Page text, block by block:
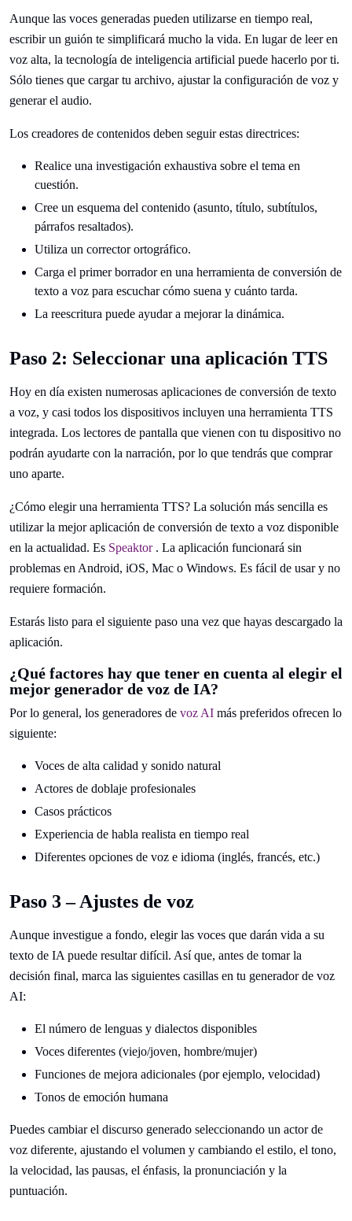
Aunque las voces generadas pueden utilizarse en tiempo real,
escribir un guión te simplificará mucho la vida. En lugar de leer en
voz alta, la tecnología de inteligencia artificial puede hacerlo por ti.
Sólo tienes que cargar tu archivo, ajustar la configuración de voz y
generar el audio.
Los creadores de contenidos deben seguir estas directrices:
Realice una investigación exhaustiva sobre el tema en
cuestión.
Cree un esquema del contenido (asunto, título, subtítulos,
párrafos resaltados).
Utiliza un corrector ortográfico.
Carga el primer borrador en una herramienta de conversión de
texto a voz para escuchar cómo suena y cuánto tarda.
La reescritura puede ayudar a mejorar la dinámica.
Paso 2: Seleccionar una aplicación TTS
Hoy en día existen numerosas aplicaciones de conversión de texto
a voz, y casi todos los dispositivos incluyen una herramienta TTS
integrada. Los lectores de pantalla que vienen con tu dispositivo no
podrán ayudarte con la narración, por lo que tendrás que comprar
uno aparte.
¿Cómo elegir una herramienta TTS? La solución más sencilla es
utilizar la mejor aplicación de conversión de texto a voz disponible
en la actualidad. Es Speaktor . La aplicación funcionará sin
problemas en Android, iOS, Mac o Windows. Es fácil de usar y no
requiere formación.
Estarás listo para el siguiente paso una vez que hayas descargado la
aplicación.
¿Qué factores hay que tener en cuenta al elegir el
mejor generador de voz de IA?
Por lo general, los generadores de voz AI más preferidos ofrecen lo
siguiente:
Voces de alta calidad y sonido natural
Actores de doblaje profesionales
Casos prácticos
Experiencia de habla realista en tiempo real
Diferentes opciones de voz e idioma (inglés, francés, etc.)
Paso 3 – Ajustes de voz
Aunque investigue a fondo, elegir las voces que darán vida a su
texto de IA puede resultar difícil. Así que, antes de tomar la
decisión final, marca las siguientes casillas en tu generador de voz
AI:
El número de lenguas y dialectos disponibles
Voces diferentes (viejo/joven, hombre/mujer)
Funciones de mejora adicionales (por ejemplo, velocidad)
Tonos de emoción humana
Puedes cambiar el discurso generado seleccionando un actor de
voz diferente, ajustando el volumen y cambiando el estilo, el tono,
la velocidad, las pausas, el énfasis, la pronunciación y la
puntuación.